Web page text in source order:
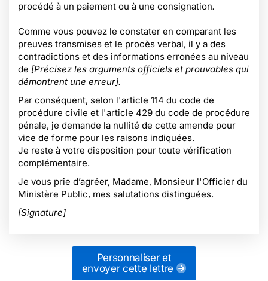
procédé à un paiement ou à une consignation.
Comme vous pouvez le constater en comparant les
preuves transmises et le procès verbal, il y a des
contradictions et des informations erronées au niveau
de [Précisez les arguments officiels et prouvables qui
démontrent une erreur].
Par conséquent, selon l'article 114 du code de
procédure civile et l'article 429 du code de procédure
pénale, je demande la nullité de cette amende pour
vice de forme pour les raisons indiquées.
Je reste à votre disposition pour toute vérification
complémentaire.
Je vous prie d’agréer, Madame, Monsieur l'Officier du
Ministère Public, mes salutations distinguées.
[Signature]
Personnaliser et
envoyer cette lettre